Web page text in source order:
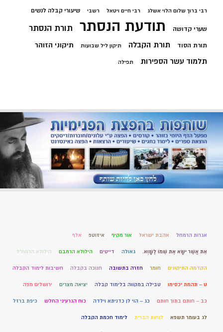
רבי ברוך שלום הלוי אשלג רבי חיים ויטאל רשבי שיעורי קבלה לנשים
שערי קדושה תודעת הנסתר תורת הנסתר
תורת הסוד תורת הקבלה תיקון ליל שבועות תיקוני הזוהר
תלמוד עשר הספירות תפילה
אגרות הרמחל אהבת ישראל אור מקיף איזוטפ אלף
אֵת אֲשֶׁר יִשָּׂא אֶת שְׁמוֹ לַשָּׁוְא. גאולה דייטים הילולא הרמבם הילולא הרמח"ל
הקדמה התיקונים חומר חזרה בתשובה חנוכה בקבלה חשיבות לימוד הקבלה
ט – תהמת יכסימו טבילה במקווה בלימוד קבלה יציאה מצרים ירושלים מפה
כב – חותם בתוך חותם כג – הוי לן כדניתא וילדה כוח הגרעיני החלש כיפת ברזל
לג בעומר תשפא לוחות הברית לימוד חכמת הקבלה